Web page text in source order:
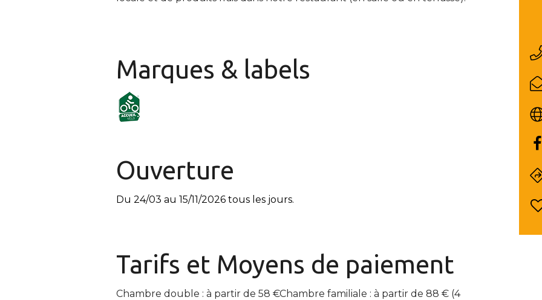
Marques & labels
Ouverture
Du 24/03 au 15/11/2026 tous les jours.
Tarifs et Moyens de paiement
Chambre double : à partir de 58 €Chambre familiale : à partir de 88 € (4